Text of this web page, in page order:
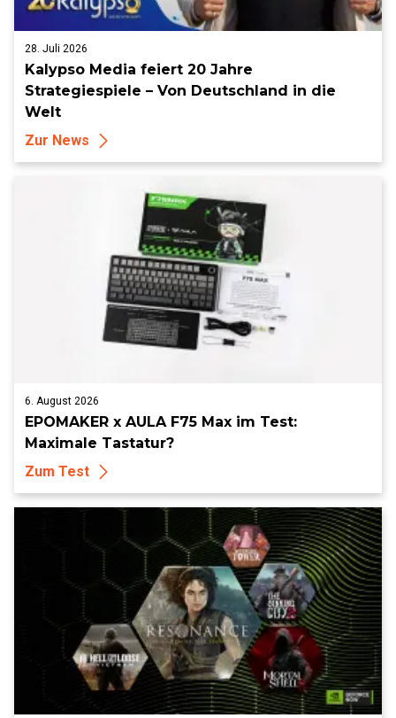
28. Juli 2026
Kalypso Media feiert 20 Jahre
Strategiespiele – Von Deutschland in die
Welt
Zur News
6. August 2026
EPOMAKER x AULA F75 Max im Test:
Maximale Tastatur?
Zum Test